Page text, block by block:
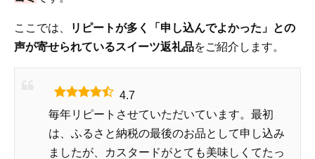
ここでは、
リピートが多く「申し込んでよかった」との
声が寄せられているスイーツ返礼品をご紹介します。
4.7
毎年リピートさせていただいています。最初
は、ふるさと納税の最後のお品として申し込み
ましたが、カスタードがとても美味しくてたっ